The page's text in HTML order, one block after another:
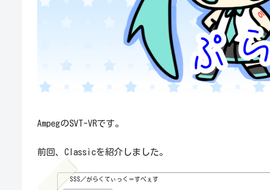
AmpegのSVT-VRです。
前回、Classicを紹介しました。
SSS／がらくてぃっく＝すぺぇす